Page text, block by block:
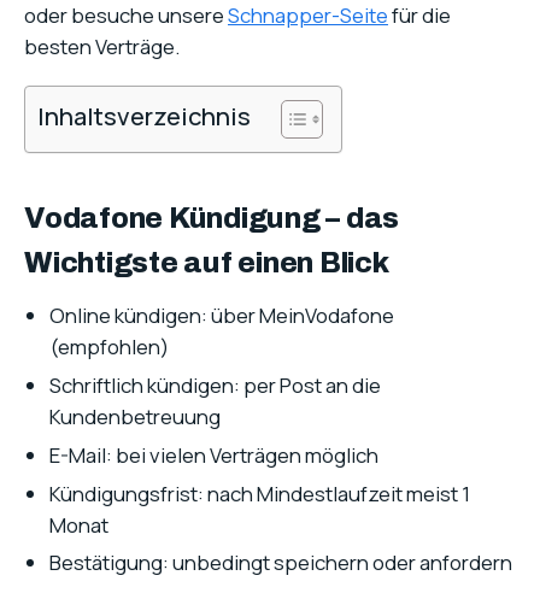
oder besuche unsereSchnapper-Seitefür die
besten Verträge.
Inhaltsverzeichnis
Vodafone Kündigung – das
Wichtigste auf einen Blick
Online kündigen: über MeinVodafone
(empfohlen)
Schriftlich kündigen: per Post an die
Kundenbetreuung
E-Mail: bei vielen Verträgen möglich
Kündigungsfrist: nach Mindestlaufzeit meist 1
Monat
Bestätigung: unbedingt speichern oder anfordern